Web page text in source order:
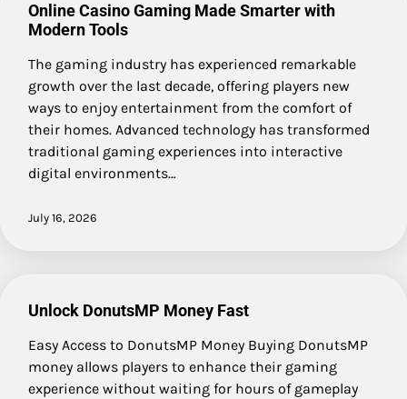
Online Casino Gaming Made Smarter with
Modern Tools
The gaming industry has experienced remarkable
growth over the last decade, offering players new
ways to enjoy entertainment from the comfort of
their homes. Advanced technology has transformed
traditional gaming experiences into interactive
digital environments…
July 16, 2026
Unlock DonutsMP Money Fast
Easy Access to DonutsMP Money Buying DonutsMP
money allows players to enhance their gaming
experience without waiting for hours of gameplay